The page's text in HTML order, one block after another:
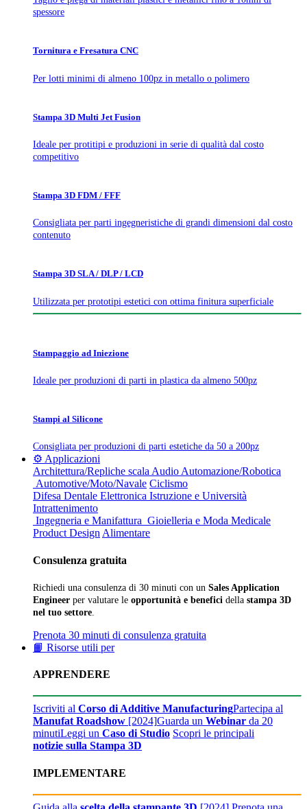
spessore
Tornitura e Fresatura CNC
Per lotti minimi di almeno 100pz in metallo o polimero
Stampa 3D Multi Jet Fusion
Ideale per protitipi e produzioni in serie di qualità dal costo
competitivo
Stampa 3D FDM / FFF
Consigliata per parti ingegneristiche di grandi dimensioni dal costo
contenuto
Stampa 3D SLA / DLP / LCD
Utilizzata per prototipi estetici con ottima finitura superficiale
Stampaggio ad Iniezione
Ideale per produzioni di parti in plastica da almeno 500pz
Stampi al Silicone
Consigliata per produzioni di parti estetiche da 50 a 200pz
⚙️ Applicazioni
Architettura/Repliche scala Audio Automazione/Robotica
Automotive/Moto/Navale Ciclismo
Difesa Dentale Elettronica Istruzione e Università
Intrattenimento
Ingegneria e Manifattura Gioielleria e Moda Medicale
Product Design Alimentare
Consulenza gratuita
Richiedi una consulenza di 30 minuti con un Sales Application
Engineer per valutare le opportunità e benefici della stampa 3D
nel tuo settore
Prenota 30 minuti di consulenza gratuita
📙 Risorse utili per
APPRENDERE
Iscriviti al Corso di Additive ManufacturingPartecipa al
Manufat Roadshow [2024]Guarda un Webinar da 20
minutiLeggi un Caso di Studio Scopri le principali
notizie sulla Stampa 3D
IMPLEMENTARE